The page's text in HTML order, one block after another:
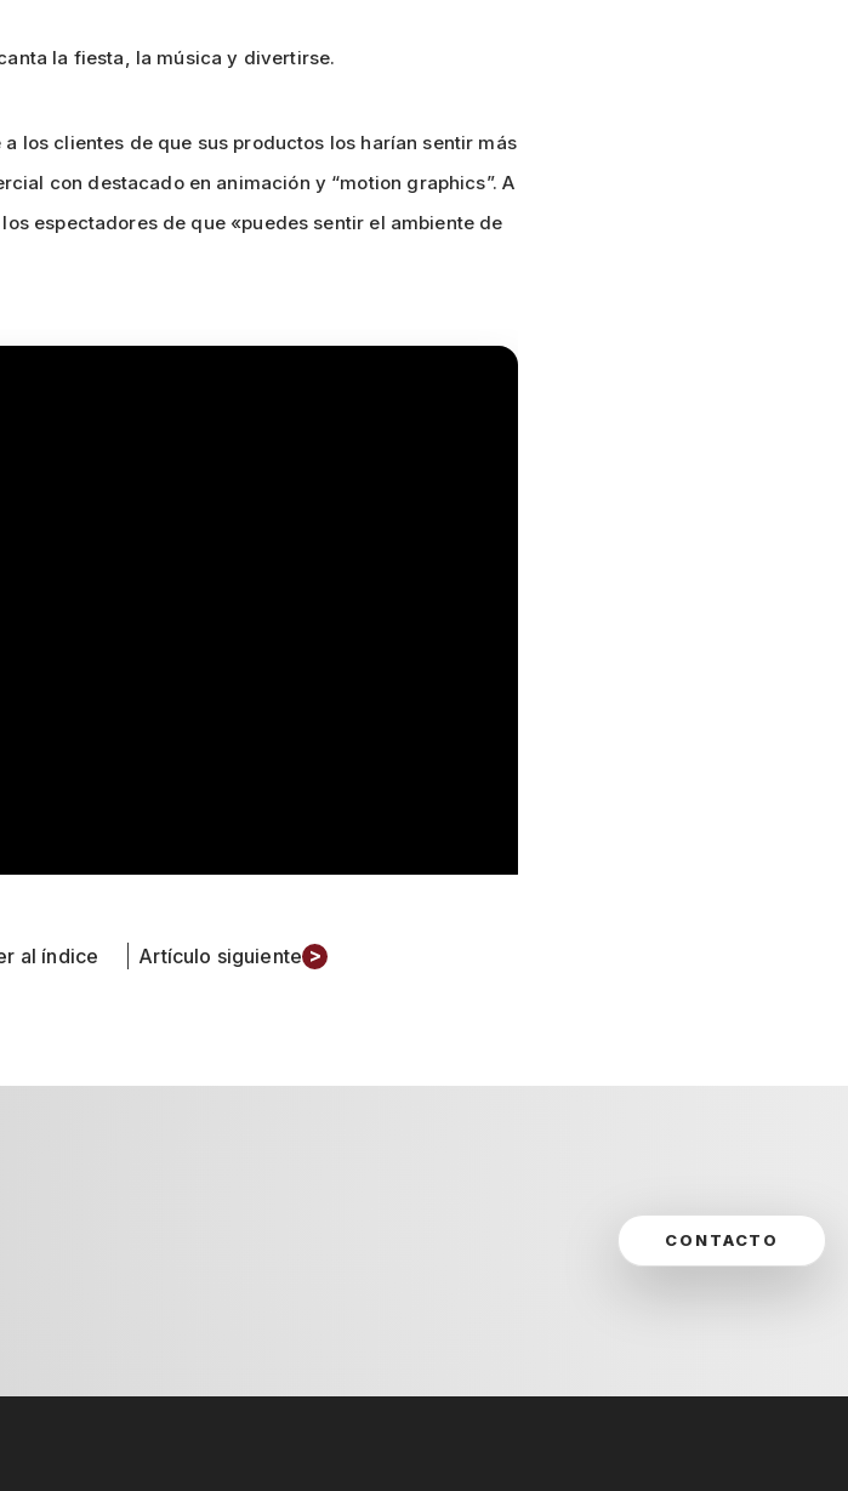
la fiesta, la música y divertirse.
los clientes de que sus productos los harían sentir más
con destacado en animación y “motion graphics”. A
espectadores de que «puedes sentir el ambiente de
al índice Artículo siguiente >
CONTACTO